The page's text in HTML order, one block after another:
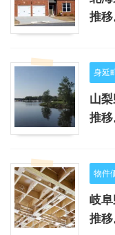
推
身延
山
推
物件
岐
推